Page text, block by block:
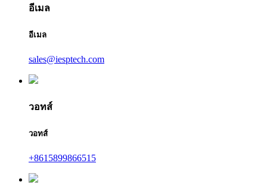
อีเมล
อีเมล
sales@iesptech.com
วอทส์
วอทส์
+8615899866515